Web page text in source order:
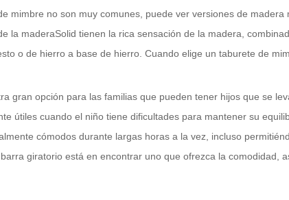
mimbre no son muy comunes, puede ver versiones de
la maderaSolid tienen la rica sensación de la madera,
o de hierro a base de hierro. Cuando elige un taburete de
gran opción para las familias que pueden tener hijos que se
útiles cuando el niño tiene dificultades para mantener su
cómodos durante largas horas a la vez, incluso
giratorio está en encontrar uno que ofrezca la comodidad,